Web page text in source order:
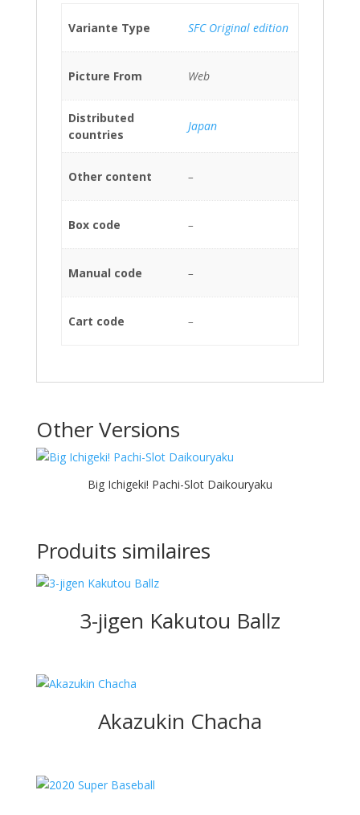
Variante Type SFC Original edition
Picture From Web
Distributed
countries
Japan
Other content –
Box code –
Manual code –
Cart code –
Other Versions
Big Ichigeki! Pachi-Slot Daikouryaku
Produits similaires
3-jigen Kakutou Ballz
Akazukin Chacha